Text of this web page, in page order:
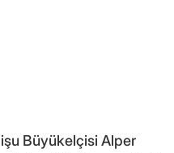
Büyükelçisi Alper